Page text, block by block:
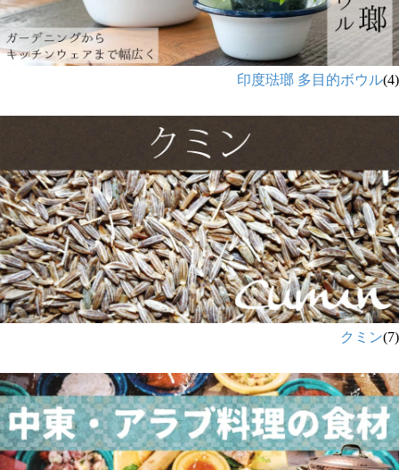
印度琺瑯 多目的ボウル(4)
クミン(7)